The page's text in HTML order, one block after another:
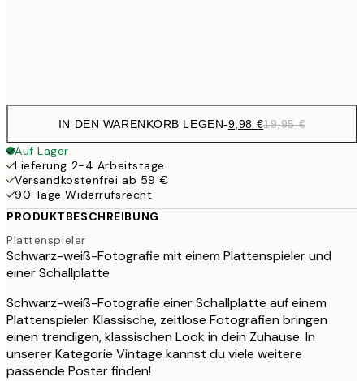
IN DEN WARENKORB LEGEN-9,98 €19,95 €
Auf Lager
Lieferung 2-4 Arbeitstage
Versandkostenfrei ab 59 €
90 Tage Widerrufsrecht
PRODUKTBESCHREIBUNG
Plattenspieler
Schwarz-weiß-Fotografie mit einem Plattenspieler und
einer Schallplatte
Schwarz-weiß-Fotografie einer Schallplatte auf einem
Plattenspieler. Klassische, zeitlose Fotografien bringen
einen trendigen, klassischen Look in dein Zuhause. In
unserer Kategorie Vintage kannst du viele weitere
passende Poster finden!